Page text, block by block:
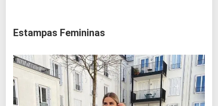
Estampas Femininas